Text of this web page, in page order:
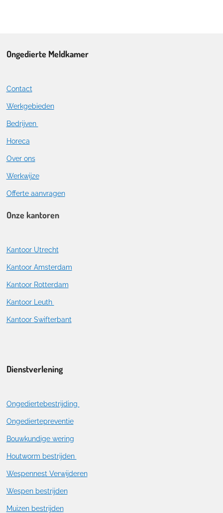
Ongedierte Meldkamer
Contact
Werkgebieden
Bedrijven
Horeca
Over ons
Werkwijze
Offerte aanvragen
Onze kantoren
Kantoor Utrecht
Kantoor Amsterdam
Kantoor Rotterdam
Kantoor Leuth
Kantoor Swifterbant
Dienstverlening
Ongediertebestrijding
Ongediertepreventie
Bouwkundige wering
Houtworm bestrijden
Wespennest Verwijderen
Wespen bestrijden
Muizen bestrijden